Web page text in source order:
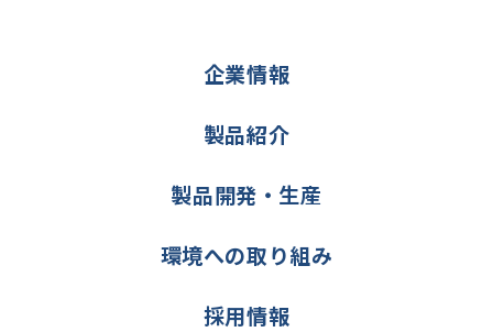
企業情報
製品紹介
製品開発・生産
環境への取り組み
採用情報